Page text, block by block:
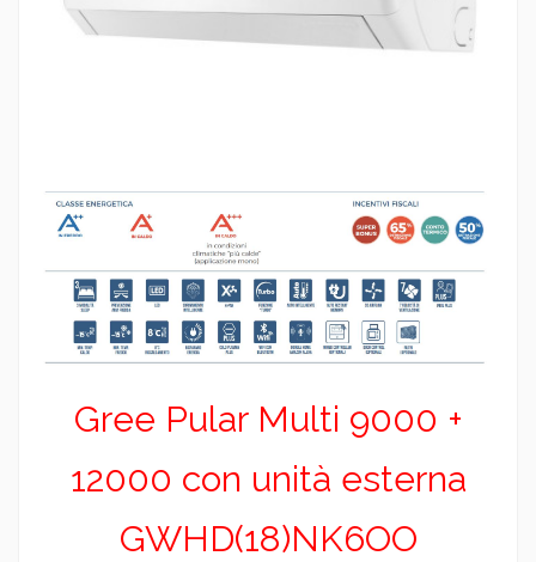
Gree Pular Multi 9000 +
12000 con unità esterna
GWHD(18)NK6OO